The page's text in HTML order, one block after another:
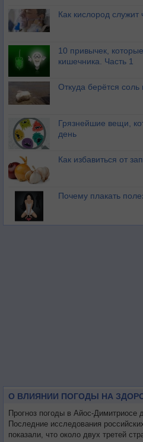
Как кислород служит
10 привычек,
кишечника. Часть 1
Откуда берётся соль
Грязнейшие вещи,
день
Как избавиться от
Почему плакать
О ВЛИЯНИИ ПОГОДЫ НА
Прогноз погоды в Айос-Димитриосе
Последние исследования
показали, что около двух третей